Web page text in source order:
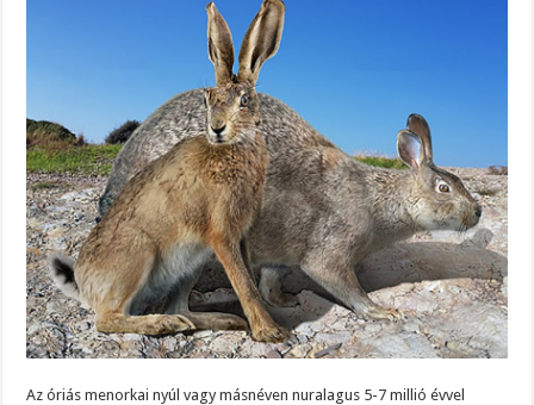
Az óriás menorkai nyúl vagy másnéven nuralagus 5-7 millió évvel